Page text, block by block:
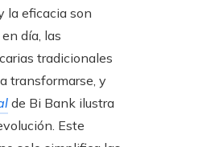
la eficacia son
día, las
tradicionales
transformarse, y
de Bi Bank ilustra
Este